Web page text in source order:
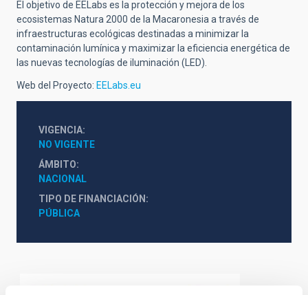
El objetivo de EELabs es la protección y mejora de los
ecosistemas Natura 2000 de la Macaronesia a través de
infraestructuras ecológicas destinadas a minimizar la
contaminación lumínica y maximizar la eficiencia energética de
las nuevas tecnologías de iluminación (LED).
Web del Proyecto: EELabs.eu
VIGENCIA
NO VIGENTE
ÁMBITO
NACIONAL
TIPO DE FINANCIACIÓN
PÚBLICA